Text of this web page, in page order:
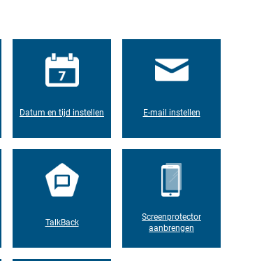
Datum en tijd instellen E-mail instellen
TalkBack
Screenprotector
aanbrengen